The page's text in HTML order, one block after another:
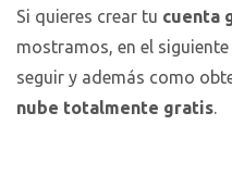
Si quieres crear tu cuenta
mostramos, en el
seguir y además como
nube totalmente gratis.